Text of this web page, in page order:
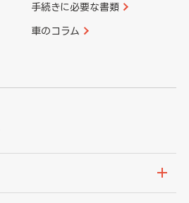
手続きに必要な書類
車のコラム